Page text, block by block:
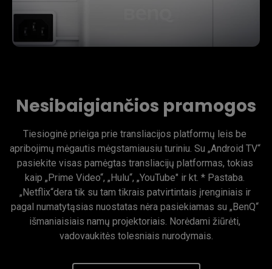
Nesibaigiančios pramogos
Tiesioginė prieiga prie transliacijos platformų leis be
apribojimų mėgautis mėgstamiausiu turiniu. Su „Android TV“
pasiekite visas pamėgtas transliacijų platformas, tokias
kaip „Prime Video“, „Hulu“, „YouTube" ir kt. * Pastaba.
„Netflix“dera tik su tam tikrais patvirtintais įrenginiais ir
pagal numatytąsias nuostatas nėra pasiekiamas su „BenQ“
išmaniaisiais namų projektoriais. Norėdami žiūrėti,
vadovaukitės tolesniais nurodymais.